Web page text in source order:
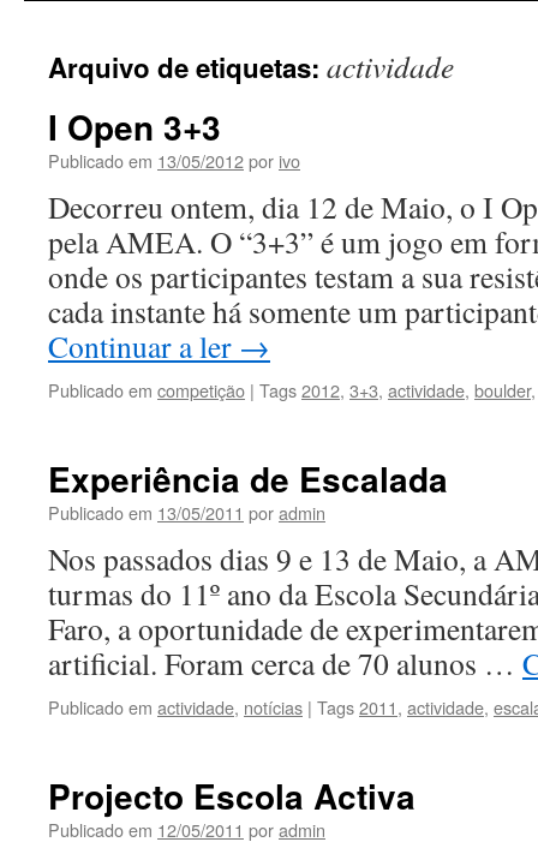
conteúdo
Arquivo de etiquetas: actividade
I Open 3+3
Publicado em 13/05/2012por ivo
Decorreu ontem, dia 12 de Maio, o I
pela AMEA. O “3+3” é um jogo em
onde os participantes testam a sua
cada instante há somente um
Continuar a ler →
Publicado em competição | Tags2012, 3+3, actividade, boulder
Experiência de Escalada
Publicado em 13/05/2011 poradmin
Nos passados dias 9 e 13 de Maio, a
turmas do 11º ano da Escola
Faro, a oportunidade de
artificial. Foram cerca de 70 alunos …
Publicado em actividade, notícias | Tags2011, actividade,
Projecto Escola Activa
Publicado em 12/05/2011 poradmin